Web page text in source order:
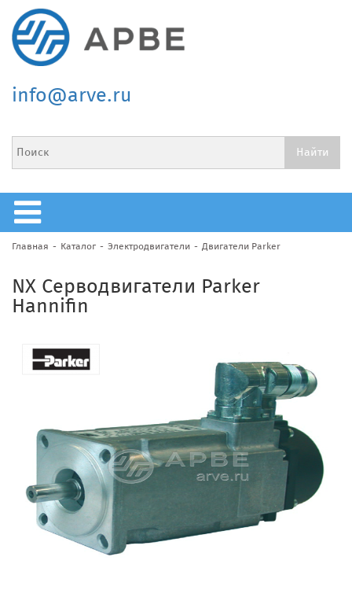
info@arve.ru
Главная Каталог Электродвигатели Двигатели Parker
NX Серводвигатели Parker
Hannifin